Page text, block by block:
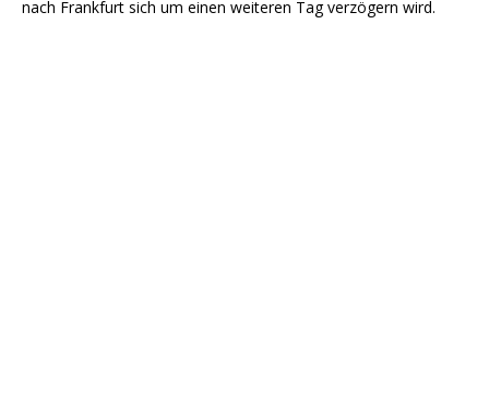
nach Frankfurt sich um einen weiteren Tag verzögern wird.